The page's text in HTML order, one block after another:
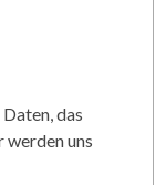
das
werden uns